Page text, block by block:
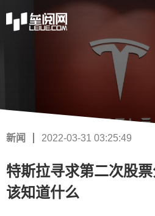
新闻 2022-03-31 03:25:49
特斯拉寻求第二次股
该知道什么